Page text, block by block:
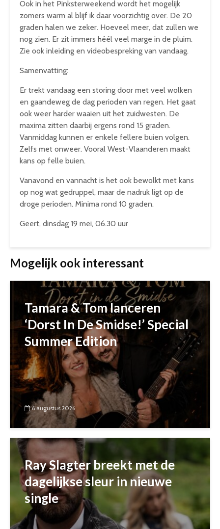
Ook in het Pinksterweekend wordt het mogelijk
zomers warm al blijf ik daar voorzichtig over. De 20
graden halen we zeker. Hoeveel meer, dat zullen we
nog zien. Er zit immers héél veel marge in de pluim.
Zie ook inleiding en videobespreking van vandaag.
Samenvatting:
Er trekt vandaag een storing door met veel wolken
en gaandeweg de dag perioden van regen. Het gaat
ook weer harder waaien uit het zuidwesten. De
maxima zitten daarbij ergens rond 15 graden.
Vanmiddag kunnen er enkele fellere buien volgen.
Zelfs met onweer. Vooral West-Vlaanderen maakt
kans op felle buien.
Vanavond en vannacht is het ook bewolkt met kans
op nog wat gedruppel, maar de nadruk ligt op de
droge perioden. Minima rond 10 graden.
Geert, dinsdag 19 mei, 06.30 uur
Mogelijk ook interessant
Tamara & Tom lanceren
‘Dorst In De Smidse!’ Special
Summer Edition
6 augustus 2026
Ray Slagter breekt met de
dagelijkse sleur in nieuwe
single